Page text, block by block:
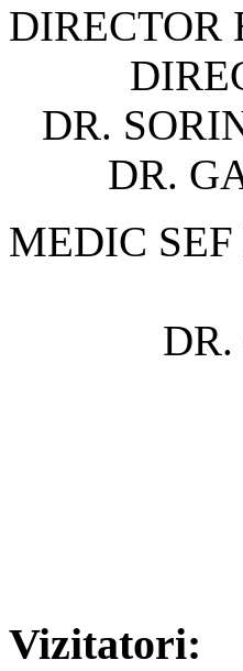
DR.
DR.
MEDIC
DR.
Vizitatori: